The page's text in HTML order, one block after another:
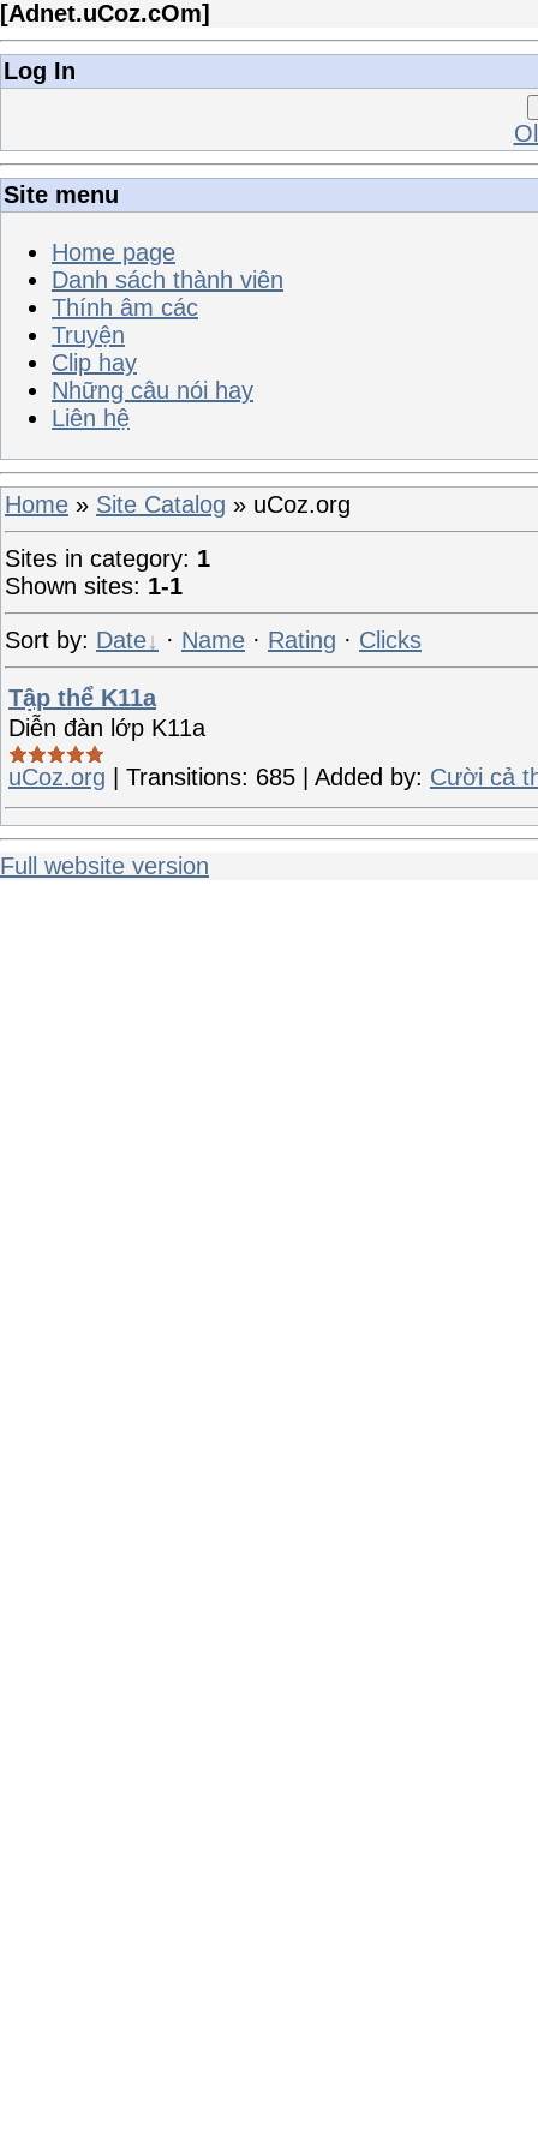
[Adnet.uCoz.cOm]
Log In
Site menu
Home page
Danh sách thành viên
Thính âm các
Truyện
Clip hay
Những câu nói hay
Liên hệ
Home » Site Catalog » uCoz.org
Sites in category: 1
Shown sites: 1-1
Sort by: Date · Name · Rating · Clicks
Tập thể K11a
Diễn đàn lớp K11a
uCoz.org
Transitions: 685 Added by: Cười cả
Full website version